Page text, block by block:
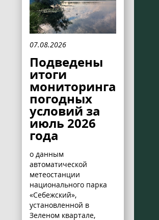
07.08.2026
Подведены
итоги
мониторинга
погодных
условий за
июль 2026
года
о данным
автоматической
метеостанции
национального парка
«Себежский»,
установленной в
Зеленом квартале,